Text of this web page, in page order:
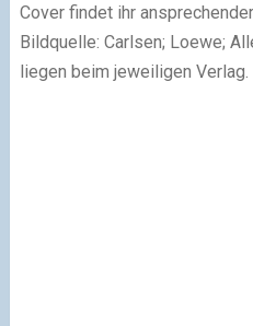
Cover findet ihr
Bildquelle: Carlsen; Loewe;
liegen beim jeweiligen Verlag.